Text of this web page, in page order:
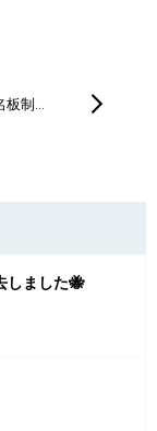
板制…
しました🐝